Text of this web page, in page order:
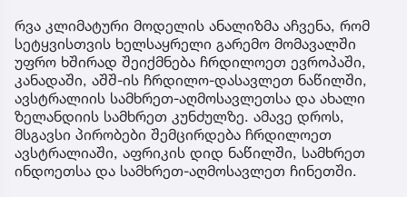
რვა კლიმატური მოდელის ანალიზმა აჩვენა, რომ
სეტყვისთვის ხელსაყრელი გარემო მომავალში
უფრო ხშირად შეიქმნება ჩრდილოეთ ევროპაში,
კანადაში, აშშ-ის ჩრდილო-დასავლეთ ნაწილში,
ავსტრალიის სამხრეთ-აღმოსავლეთსა და ახალი
ზელანდიის სამხრეთ კუნძულზე. ამავე დროს,
მსგავსი პირობები შემცირდება ჩრდილოეთ
ავსტრალიაში, აფრიკის დიდ ნაწილში, სამხრეთ
ინდოეთსა და სამხრეთ-აღმოსავლეთ ჩინეთში.